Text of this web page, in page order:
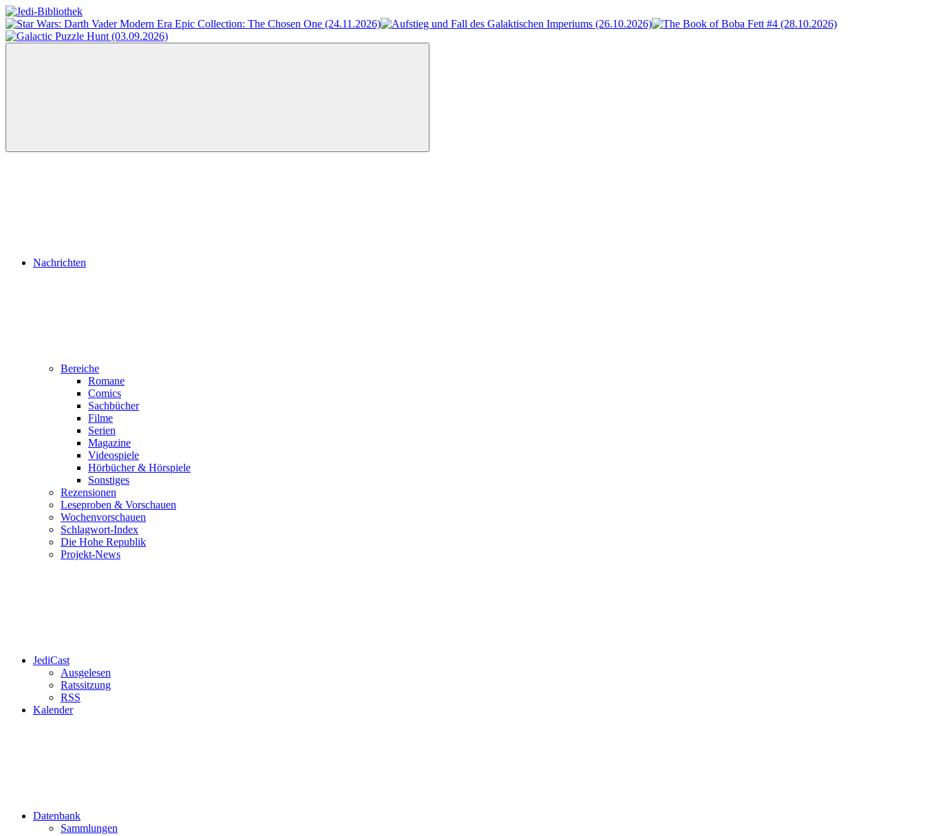
Zum
Inhalt
springen
Jedi-
Bibliothek
Das
Portal
Menü
Nachrichten
Bereiche
Romane
Comics
Sachbücher
Filme
Serien
Magazine
Videospiele
Hörbücher & Hörspiele
Sonstiges
Rezensionen
Leseproben & Vorschauen
Wochenvorschauen
Schlagwort-Index
Die Hohe Republik
Projekt-News
JediCast
Ausgelesen
Ratssitzung
RSS
Kalender
Datenbank
Sammlungen